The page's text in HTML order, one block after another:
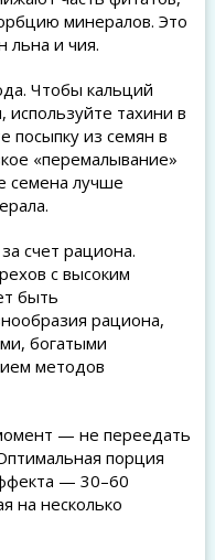
минералов. Это
льна и чия.
Чтобы кальций
используйте тахини в
посыпку из семян в
«перемалывание»
семена лучше
счет рациона.
с высоким
быть
рациона,
богатыми
методов
— не переедать
порция
— 30–60
на несколько